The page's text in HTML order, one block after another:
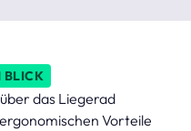
BLICK
das Liegerad
Vorteile